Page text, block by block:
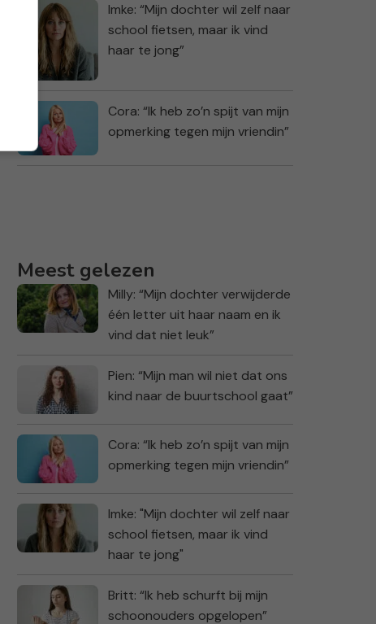
Imke: “Mijn dochter wil zelf naar
school fietsen, maar ik vind
haar te jong”
Cora: “Ik heb zo’n spijt van mijn
opmerking tegen mijn vriendin”
Meest gelezen
Milly: “Mijn dochter verwijderde
één letter uit haar naam en ik
vind dat niet leuk”
Pien: “Mijn man wil niet dat ons
kind naar de buurtschool gaat”
Cora: “Ik heb zo’n spijt van mijn
opmerking tegen mijn vriendin”
Imke: "Mijn dochter wil zelf naar
school fietsen, maar ik vind
haar te jong"
Britt: “Ik heb schurft bij mijn
schoonouders opgelopen”